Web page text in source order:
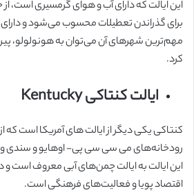
این ایالت که دارای آب و هوای گرمسیری است،
مهم‌ترین شهرهای آن می‌توان به هونولولو،
کرد.
ایالت کنتاکی Kentucky
رودخانه‌های می سی سی پی- اوهایو و سندی و
این ایالت به ایالت چمن‌های آبی معروف است و
اقتصاد پویا و فعالیت‌های فرهنگی است.